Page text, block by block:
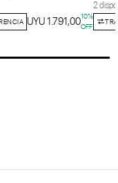
UYU 1.791,0010%
OFF
2